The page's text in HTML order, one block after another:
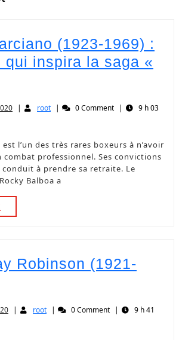
(1923-1969) :
qui inspira la saga «
| root | 0 Comment |
9 h 03
combat professionnel. Ses convictions
conduit à prendre sa retraite. Le
Balboa a
Robinson (1921-
| root | 0 Comment |
9 h 41